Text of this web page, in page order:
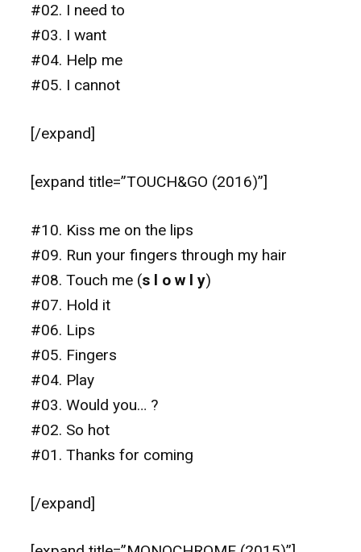
#02. I need to
#03. I want
#04. Help me
#05. I cannot
[/expand]
[expand title=”TOUCH&GO (2016)”]
#10. Kiss me on the lips
#09. Run your fingers through my hair
#08. Touch me (s l o w l y)
#07. Hold it
#06. Lips
#05. Fingers
#04. Play
#03. Would you… ?
#02. So hot
#01. Thanks for coming
[/expand]